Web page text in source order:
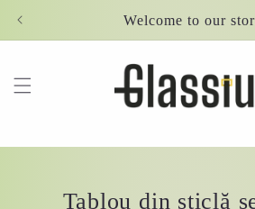
Welcome to our
Tablou din sticlă